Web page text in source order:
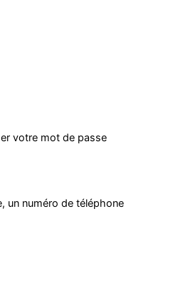
votre mot de passe
un numéro de téléphone